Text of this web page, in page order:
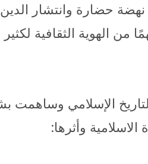
حضارة وانتشار
من الهوية الثقافية
الإسلامي
وأثرها: